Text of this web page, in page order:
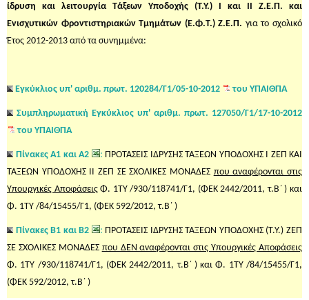
ίδρυση και λειτουργία Τάξεων Υποδοχής (Τ.Υ.) Ι και ΙΙ Ζ.Ε.Π. και
Ενισχυτικών Φροντιστηριακών Τμημάτων (Ε.Φ.Τ.) Ζ.Ε.Π. για το σχολικό
Έτος 2012-2013 από τα συνημμένα:
Εγκύκλιος υπ' αριθμ. πρωτ. 120284/Γ1/05-10-2012 του ΥΠΑΙΘΠΑ
Συμπληρωματική Εγκύκλιος υπ' αριθμ. πρωτ. 127050/Γ1/17-10-2012
του ΥΠΑΙΘΠΑ
Πίνακες Α1 και Α2 : ΠΡΟΤΑΣΕΙΣ ΙΔΡΥΣΗΣ ΤΑΞΕΩΝ ΥΠΟΔΟΧΗΣ Ι ΖΕΠ ΚΑΙ
ΤΑΞΕΩΝ ΥΠΟΔΟΧΗΣ ΙΙ ΖΕΠ ΣΕ ΣΧΟΛΙΚΕΣ ΜΟΝΑΔΕΣ που αναφέρονται στις
Υπουργικές ΑποφάσειςΦ. 1ΤΥ /930/118741/Γ1, (ΦΕΚ 2442/2011, τ.Β΄ ) και
Φ. 1ΤΥ /84/15455/Γ1, (ΦΕΚ 592/2012, τ.Β΄ )
Πίνακες Β1 και Β2 : ΠΡΟΤΑΣΕΙΣ ΙΔΡΥΣΗΣ ΤΑΞΕΩΝ ΥΠΟΔΟΧΗΣ (Τ.Υ.) ΖΕΠ
ΣΕ ΣΧΟΛΙΚΕΣ ΜΟΝΑΔΕΣ που ΔΕΝ αναφέρονται στις Υπουργικές Αποφάσεις
Φ. 1ΤΥ /930/118741/Γ1, (ΦΕΚ 2442/2011, τ.Β΄ ) και Φ. 1ΤΥ /84/15455/Γ1,
(ΦΕΚ 592/2012, τ.Β΄ )